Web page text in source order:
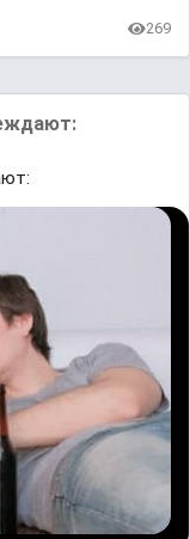
269